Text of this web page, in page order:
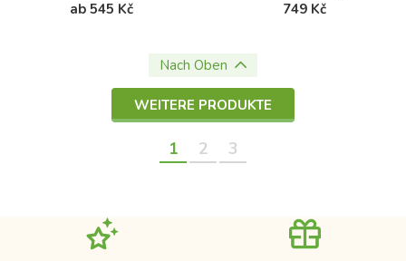
ab 545 Kč
749 Kč
Nach Oben
WEITERE PRODUKTE
1 2 3